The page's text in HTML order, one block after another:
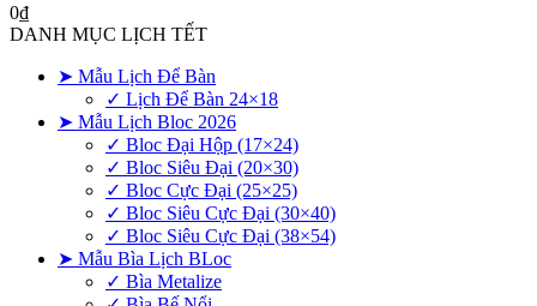
0₫
DANH MỤC LỊCH TẾT
➤ Mẫu Lịch Để Bàn
✓ Lịch Để Bàn 24×18
➤ Mẫu Lịch Bloc 2026
✓ Bloc Đại Hộp (17×24)
✓ Bloc Siêu Đại (20×30)
✓ Bloc Cực Đại (25×25)
✓ Bloc Siêu Cực Đại (30×40)
✓ Bloc Siêu Cực Đại (38×54)
➤ Mẫu Bìa Lịch BLoc
✓ Bìa Metalize